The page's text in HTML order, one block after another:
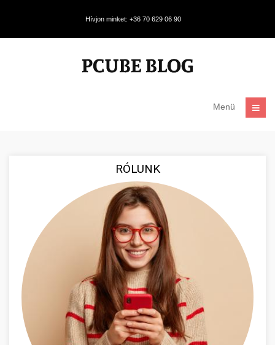
Hívjon minket: +36 70 629 06 90
Menü
RÓLUNK